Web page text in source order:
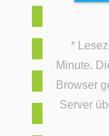
*
Minute.
Browser
Server